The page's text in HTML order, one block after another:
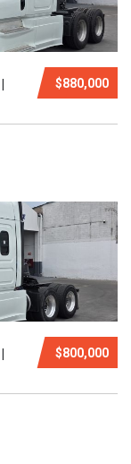
$880,000
$800,000